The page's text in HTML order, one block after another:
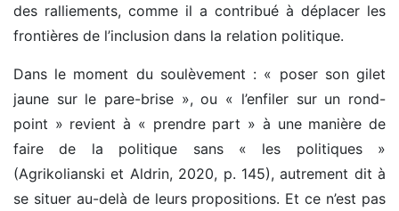
des ralliements, comme il a contribué à déplacer les
frontières de l’inclusion dans la relation politique.
Dans le moment du soulèvement : « poser son gilet
jaune sur le pare-brise », ou « l’enfiler sur un rond-
point » revient à « prendre part » à une manière de
faire de la politique sans « les politiques »
(Agrikolianski et Aldrin, 2020, p. 145), autrement dit à
se situer au-delà de leurs propositions. Et ce n’est pas